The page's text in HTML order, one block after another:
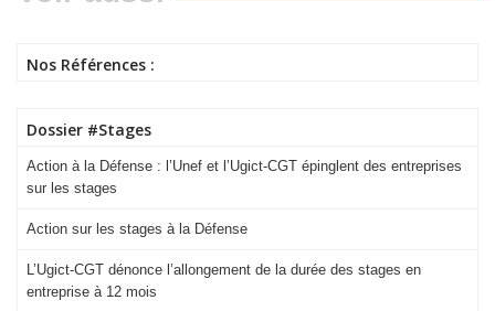
Nos Références :
Dossier #Stages
Action à la Défense : l’Unef et l’Ugict-CGT épinglent des entreprises
sur les stages
Action sur les stages à la Défense
L’Ugict-CGT dénonce l’allongement de la durée des stages en
entreprise à 12 mois